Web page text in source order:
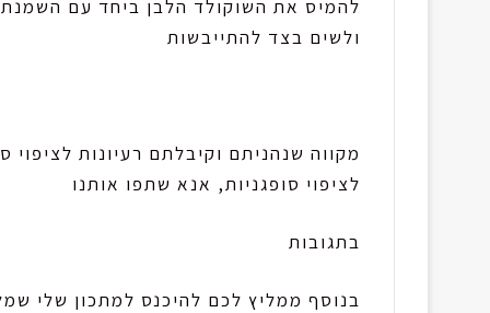
להמיס את השוקולד הלבן ביחד עם
ולשים בצד להתייבשות
מקווה שנהניתם וקיבלתם רעיונות לציפוי
לציפוי סופגניות, אנא שתפו אותנו
בתגובות
בנוסף ממליץ לכם להיכנס למתכון שלי